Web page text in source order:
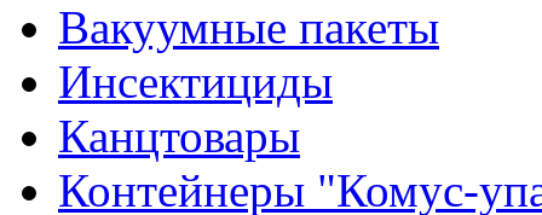
Вакуумные пакеты
Инсектициды
Канцтовары
Контейнеры "Комус-